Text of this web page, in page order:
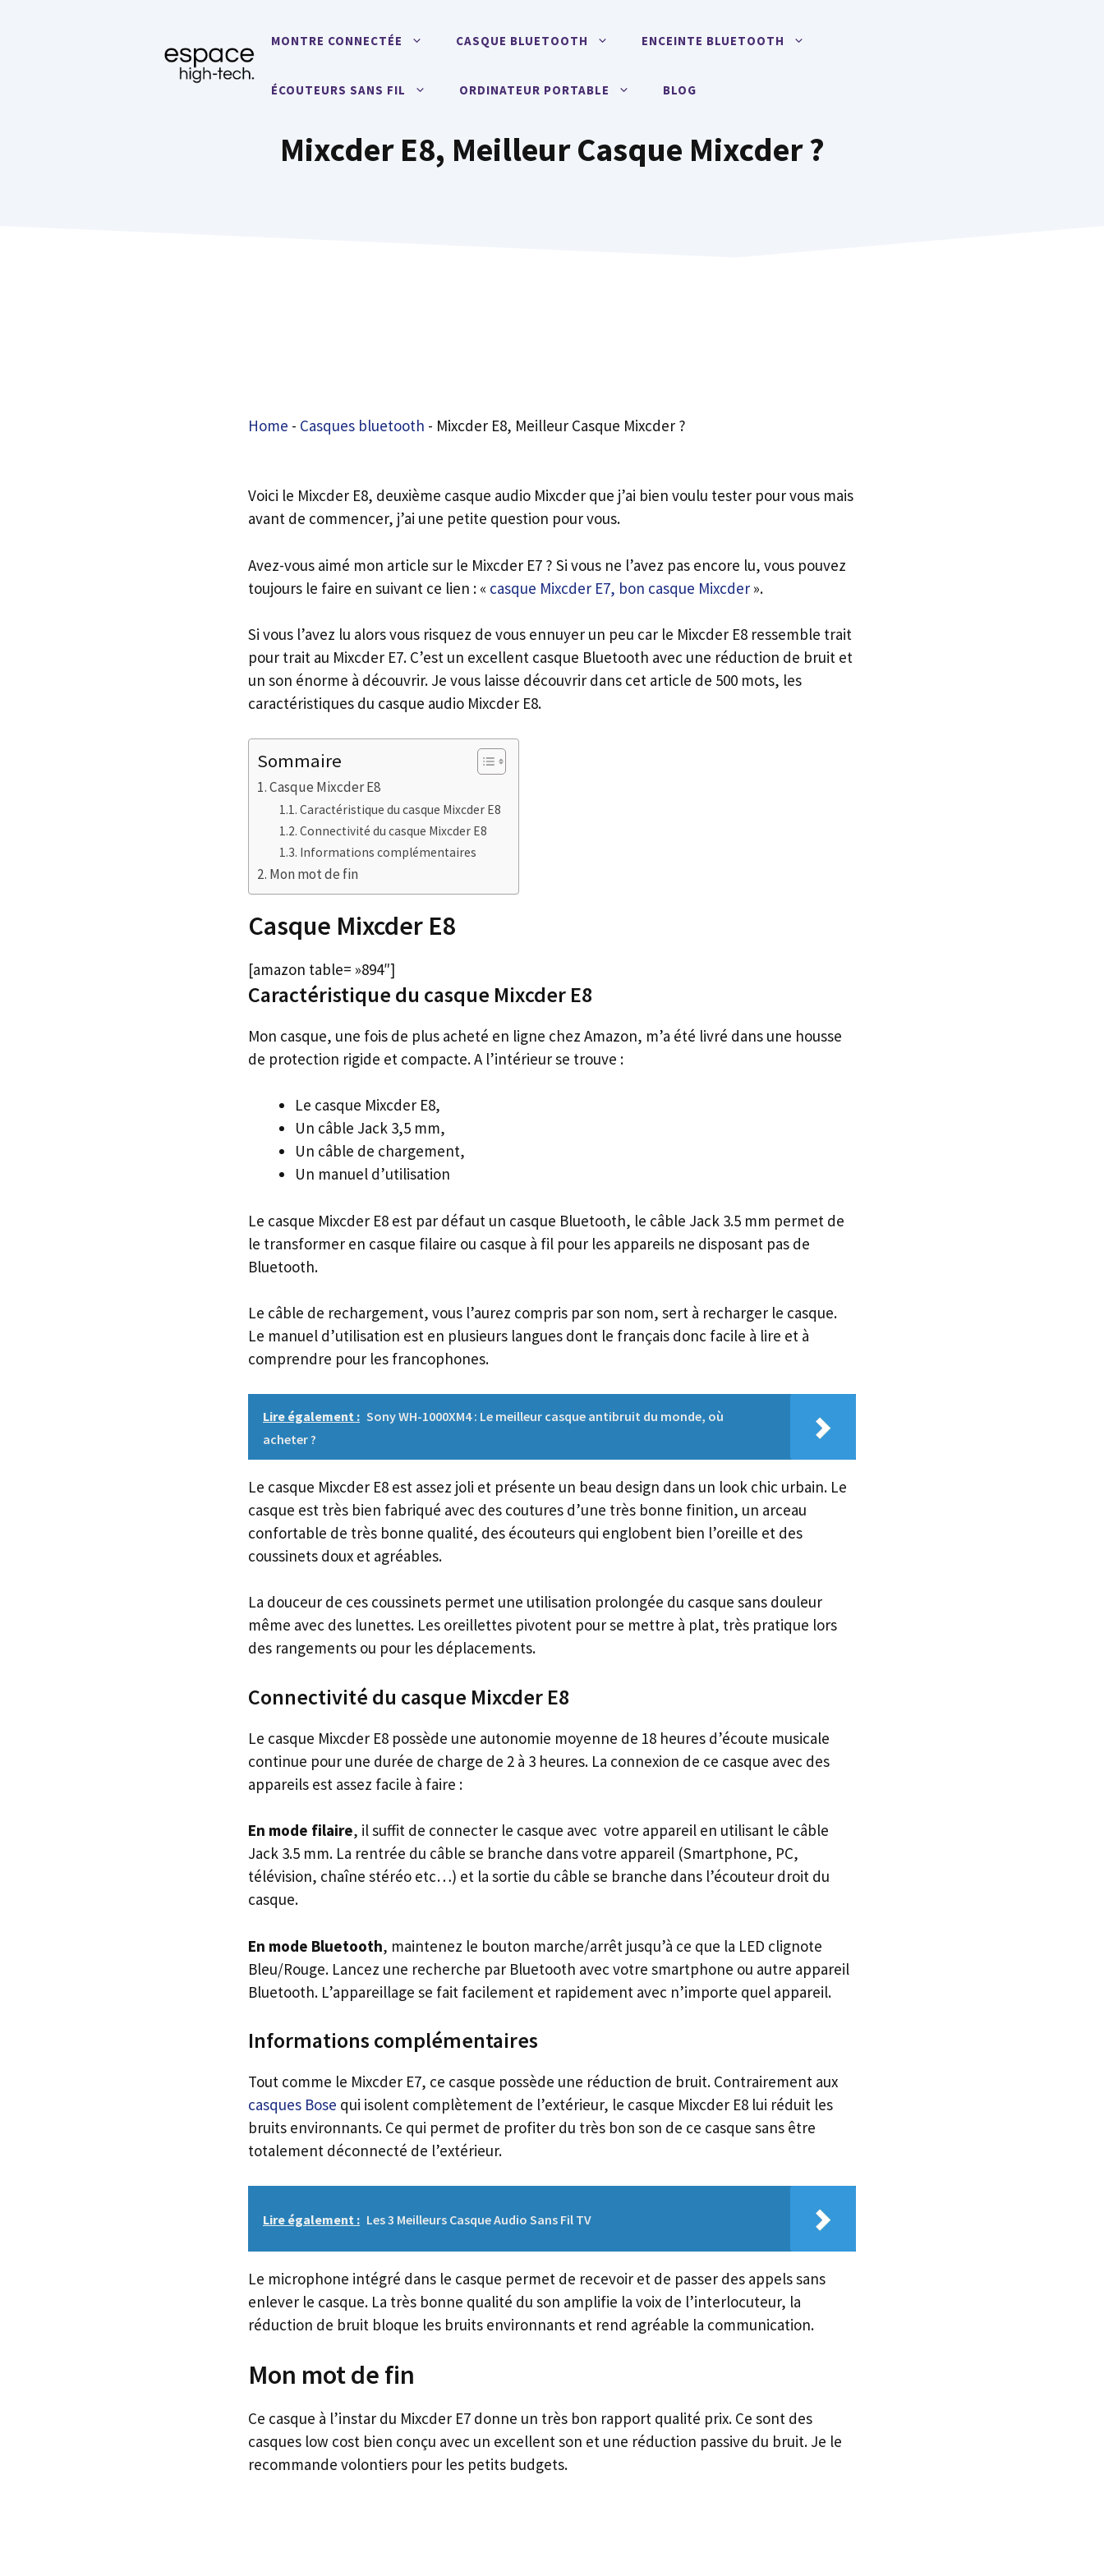
MONTRE CONNECTÉE CASQUE BLUETOOTH ENCEINTE BLUETOOTH
ÉCOUTEURS SANS FIL ORDINATEUR PORTABLE BLOG
Mixcder E8, Meilleur Casque Mixcder ?
Home - Casques bluetooth - Mixcder E8, Meilleur Casque Mixcder ?
Voici le Mixcder E8, deuxième casque audio Mixcder que j’ai bien voulu tester pour vous mais
avant de commencer, j’ai une petite question pour vous.
Avez-vous aimé mon article sur le Mixcder E7 ? Si vous ne l’avez pas encore lu, vous pouvez
toujours le faire en suivant ce lien : « casque Mixcder E7, bon casque Mixcder ».
Si vous l’avez lu alors vous risquez de vous ennuyer un peu car le Mixcder E8 ressemble trait
pour trait au Mixcder E7. C’est un excellent casque Bluetooth avec une réduction de bruit et
un son énorme à découvrir. Je vous laisse découvrir dans cet article de 500 mots, les
caractéristiques du casque audio Mixcder E8.
Sommaire
Casque Mixcder E8
Caractéristique du casque Mixcder E8
Connectivité du casque Mixcder E8
Informations complémentaires
Mon mot de fin
Casque Mixcder E8
[amazon table= »894″]
Caractéristique du casque Mixcder E8
Mon casque, une fois de plus acheté en ligne chez Amazon, m’a été livré dans une housse
de protection rigide et compacte. A l’intérieur se trouve :
Le casque Mixcder E8,
Un câble Jack 3,5 mm,
Un câble de chargement,
Un manuel d’utilisation
Le casque Mixcder E8 est par défaut un casque Bluetooth, le câble Jack 3.5 mm permet de
le transformer en casque filaire ou casque à fil pour les appareils ne disposant pas de
Bluetooth.
Le câble de rechargement, vous l’aurez compris par son nom, sert à recharger le casque.
Le manuel d’utilisation est en plusieurs langues dont le français donc facile à lire et à
comprendre pour les francophones.
Lire également : Sony WH-1000XM4 : Le meilleur casque antibruit du monde, où
acheter ?
Le casque Mixcder E8 est assez joli et présente un beau design dans un look chic urbain. Le
casque est très bien fabriqué avec des coutures d’une très bonne finition, un arceau
confortable de très bonne qualité, des écouteurs qui englobent bien l’oreille et des
coussinets doux et agréables.
La douceur de ces coussinets permet une utilisation prolongée du casque sans douleur
même avec des lunettes. Les oreillettes pivotent pour se mettre à plat, très pratique lors
des rangements ou pour les déplacements.
Connectivité du casque Mixcder E8
Le casque Mixcder E8 possède une autonomie moyenne de 18 heures d’écoute musicale
continue pour une durée de charge de 2 à 3 heures. La connexion de ce casque avec des
appareils est assez facile à faire :
En mode filaire, il suffit de connecter le casque avec votre appareil en utilisant le câble
Jack 3.5 mm. La rentrée du câble se branche dans votre appareil (Smartphone, PC,
télévision, chaîne stéréo etc…) et la sortie du câble se branche dans l’écouteur droit du
casque.
En mode Bluetooth, maintenez le bouton marche/arrêt jusqu’à ce que la LED clignote
Bleu/Rouge. Lancez une recherche par Bluetooth avec votre smartphone ou autre appareil
Bluetooth. L’appareillage se fait facilement et rapidement avec n’importe quel appareil.
Informations complémentaires
Tout comme le Mixcder E7, ce casque possède une réduction de bruit. Contrairement aux
casques Bose qui isolent complètement de l’extérieur, le casque Mixcder E8 lui réduit les
bruits environnants. Ce qui permet de profiter du très bon son de ce casque sans être
totalement déconnecté de l’extérieur.
Lire également : Les 3 Meilleurs Casque Audio Sans Fil TV
Le microphone intégré dans le casque permet de recevoir et de passer des appels sans
enlever le casque. La très bonne qualité du son amplifie la voix de l’interlocuteur, la
réduction de bruit bloque les bruits environnants et rend agréable la communication.
Mon mot de fin
Ce casque à l’instar du Mixcder E7 donne un très bon rapport qualité prix. Ce sont des
casques low cost bien conçu avec un excellent son et une réduction passive du bruit. Je le
recommande volontiers pour les petits budgets.